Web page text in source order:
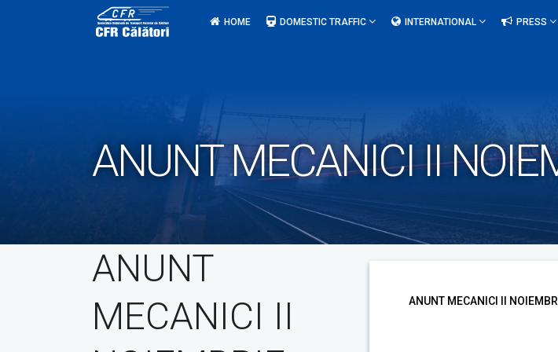
HOME DOMESTIC TRAFFIC INTERNATIONAL PRESS
ANUNT MECANICI II
ANUNT
MECANICI II
ANUNT MECANICI II